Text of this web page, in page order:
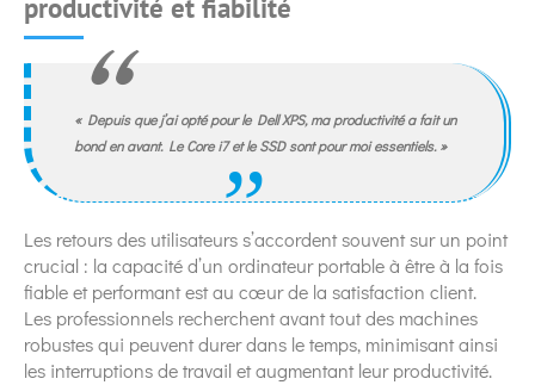
productivité et fiabilité
« Depuis que j’ai opté pour le Dell XPS, ma productivité a fait un
bond en avant. LeCore i7et le SSD sont pour moi essentiels. »
Les retours des utilisateurs s’accordent souvent sur un point
crucial : la capacité d’un ordinateur portable à être à la fois
fiable et performant est au cœur de la satisfaction client.
Les professionnels recherchent avant tout des machines
robustes qui peuvent durer dans le temps, minimisant ainsi
les interruptions de travail et augmentant leur productivité.